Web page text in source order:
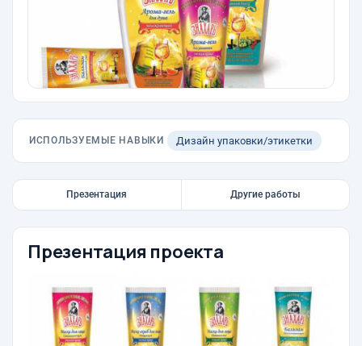
ИСПОЛЬЗУЕМЫЕ НАВЫКИ Дизайн упаковки/этикетки
Презентация Другие работы
Презентация проекта